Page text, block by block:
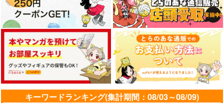
キーワードランキング(集計期間：08/03～08/09)